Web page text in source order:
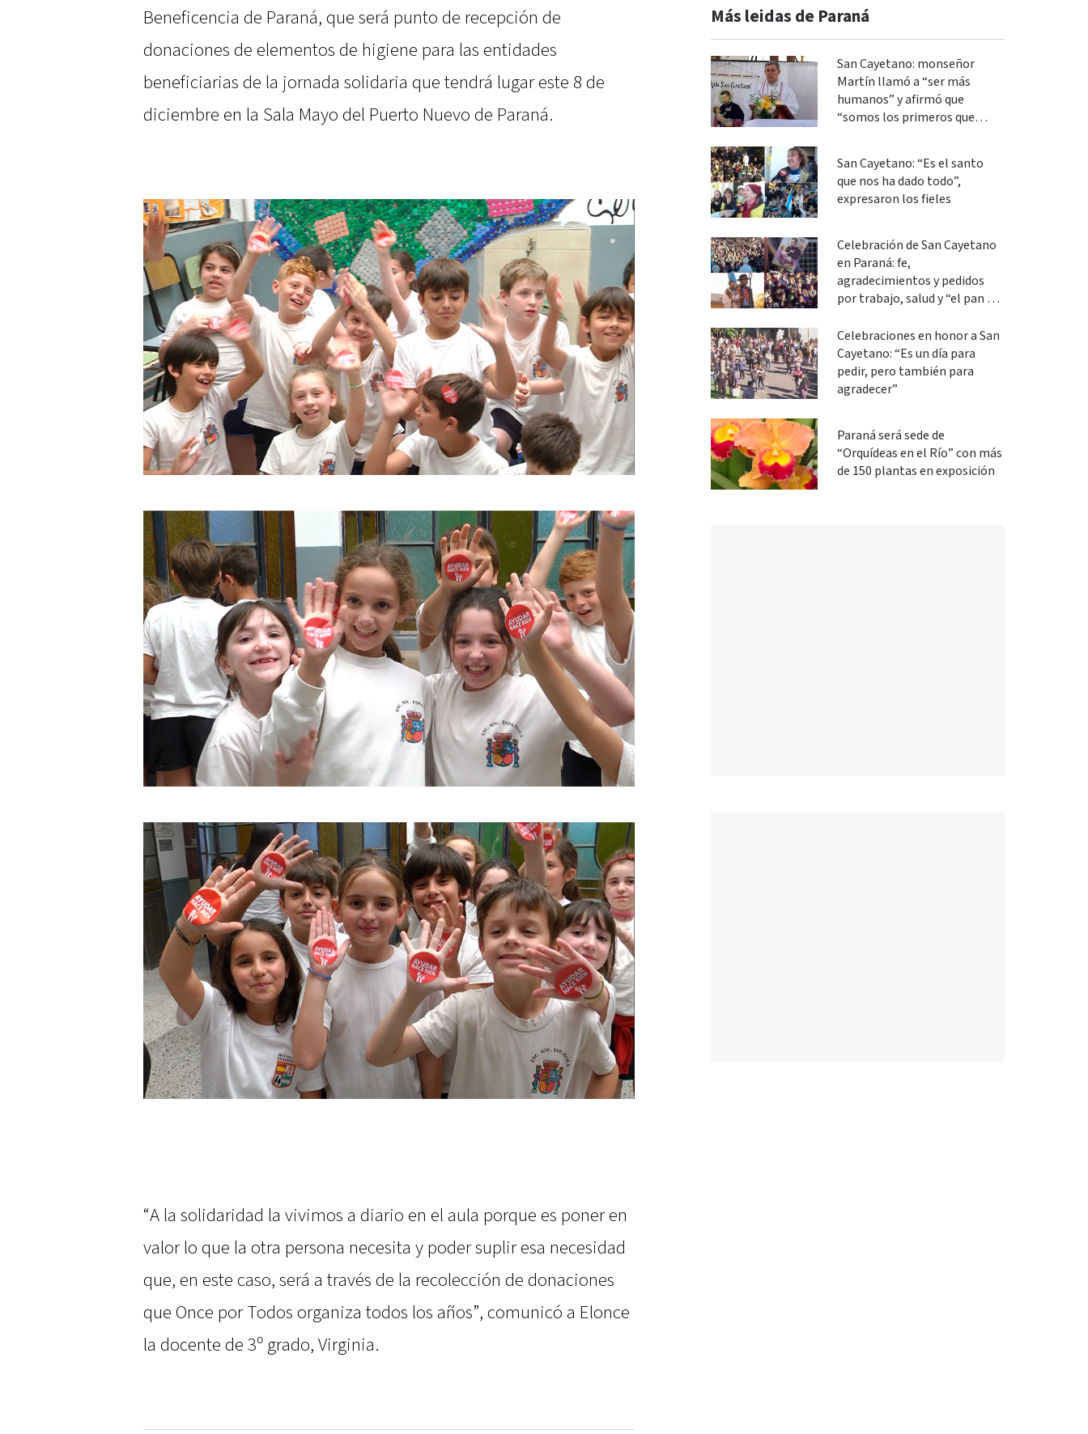
Beneficencia de Paraná, que será punto de recepción de
donaciones de elementos de higiene para las entidades
beneficiarias de la jornada solidaria que tendrá lugar este 8 de
diciembre en la Sala Mayo del Puerto Nuevo de Paraná.
“A la solidaridad la vivimos a diario en el aula porque es poner en
valor lo que la otra persona necesita y poder suplir esa necesidad
que, en este caso, será a través de la recolección de donaciones
que Once por Todos organiza todos los años”, comunicó a Elonce
la docente de 3º grado, Virginia.
Más leidas de Paraná
San Cayetano: monseñor
Martín llamó a “ser más
humanos” y afirmó que
“somos los primeros que
San Cayetano: “Es el santo
que nos ha dado todo”,
expresaron los fieles
Celebración de San Cayetano
en Paraná: fe,
agradecimientos y pedidos
por trabajo, salud y “el pan de
Celebraciones en honor a San
Cayetano: “Es un día para
pedir, pero también para
agradecer”
Paraná será sede de
“Orquídeas en el Río” con más
de 150 plantas en exposición